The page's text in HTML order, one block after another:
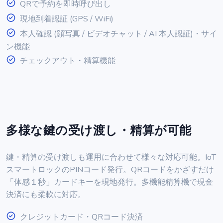
QRで予約を即時呼び出し
現地到着認証 (GPS / WiFi)
本人確認 (顔写真 / ビデオチャット / AI 本人認証)・サイ
ン機能
チェックアウト・精算機能
多様な鍵の受け渡し・精算が可能
鍵・精算の受け渡しも運用に合わせて様々な対応可能。IoT
スマートロックのPINコード発行。QRコードをかざすだけ
「体感１秒」カードキーを現地発行。多機能精算機で現金
決済にも柔軟に対応。
クレジットカード・QRコード決済